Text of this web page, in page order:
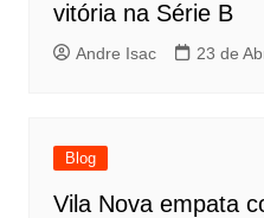
vitória na Série B
Andre Isac 23 de
Blog
Vila Nova empata